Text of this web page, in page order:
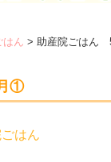
はん > 助産院ごはん
①
はん